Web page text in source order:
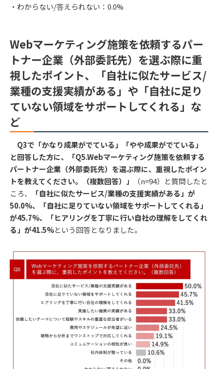
・わからない/答えられない：0.0%
Webマーケティング施策を依頼するパー
トナー企業（外部委託先）を選ぶ際に重
視したポイント、「自社に似たサービス/
業種の支援実績がある」や「自社に足り
ていない領域をサポートしてくれる」な
ど
Q3で「かなり成果がでている」「やや成果がでている」
と回答した方に、「Q5.Webマーケティング施策を依頼する
パートナー企業（外部委託先）を選ぶ際に、重視したポイン
トを教えてください。（複数回答）」
（n=94）と質問したと
ころ、
「自社に似たサービス/業種の支援実績がある」が
50.0%、「自社に足りていない領域をサポートしてくれる」
が45.7%、「ヒアリングを丁寧に行い自社の理解をしてくれ
る」が41.5%という回答となりました。